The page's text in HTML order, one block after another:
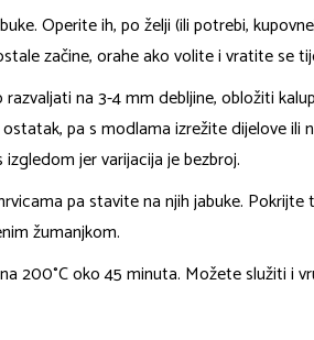
Operite ih, po želji (ili potrebi,
začine, orahe ako volite i vratite se
na 3-4 mm debljine, obložiti
pa s modlama izrežite dijelove ili
jer varijacija je bezbroj.
pa stavite na njih jabuke.
žumanjkom.
200°C oko 45 minuta. Možete služiti i